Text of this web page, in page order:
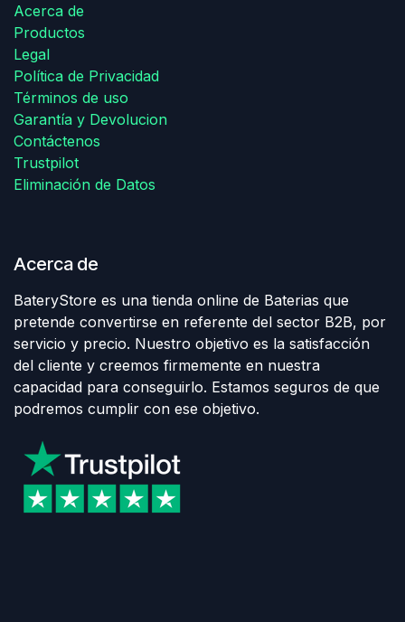
Acerca de
Productos
Legal
Política de Privacidad
Términos de uso
Garantía y Devolucion
Contáctenos
Trustpilot
Eliminación de Datos
Acerca de
BateryStore es una tienda online de Baterias que
pretende convertirse en referente del sector B2B, por
servicio y precio. Nuestro objetivo es la satisfacción
del cliente y creemos firmemente en nuestra
capacidad para conseguirlo. Estamos seguros de que
podremos cumplir con ese objetivo.